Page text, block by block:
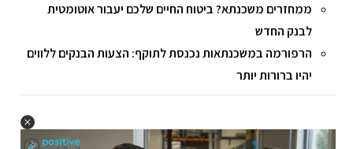
ממחזרים משכנתא? ביטוח החיים שלכם יעבור אוטומטית
לבנק החדש
הרפורמה במשכנתאות נכנסת לתוקף: הצעות הבנקים ללווים
יהיו ברורות יותר